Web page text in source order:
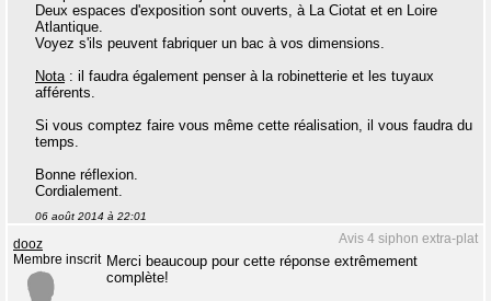
Deux espaces d'exposition sont ouverts, à La Ciotat et en Loire
Atlantique.
Voyez s'ils peuvent fabriquer un bac à vos dimensions.
Nota: il faudra également penser à la robinetterie et les tuyaux
afférents.
Si vous comptez faire vous même cette réalisation, il vous faudra du
temps.
Bonne réflexion.
Cordialement.
06 août 2014 à 22:01
Avis 4 siphon extra-plat
dooz
Membre inscrit Merci beaucoup pour cette réponse extrêmement
complète!